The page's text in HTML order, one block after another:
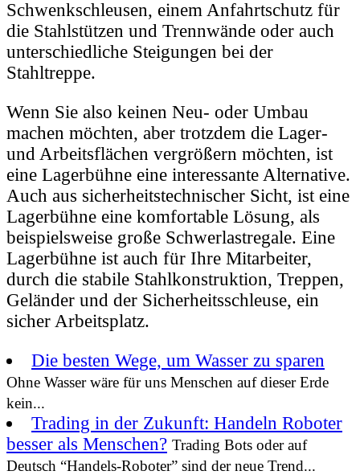
Schwenkschleusen, einem Anfahrtschutz für
die Stahlstützen und Trennwände oder auch
unterschiedliche Steigungen bei der
Stahltreppe.
Wenn Sie also keinen Neu- oder Umbau
machen möchten, aber trotzdem die Lager-
und Arbeitsflächen vergrößern möchten, ist
eine Lagerbühne eine interessante Alternative.
Auch aus sicherheitstechnischer Sicht, ist eine
Lagerbühne eine komfortable Lösung, als
beispielsweise große Schwerlastregale. Eine
Lagerbühne ist auch für Ihre Mitarbeiter,
durch die stabile Stahlkonstruktion, Treppen,
Geländer und der Sicherheitsschleuse, ein
sicher Arbeitsplatz.
Die besten Wege, um Wasser zu sparen
Ohne Wasser wäre für uns Menschen auf dieser Erde
kein...
Trading in der Zukunft: Handeln Roboter
besser als Menschen? Trading Bots oder auf
Deutsch “Handels-Roboter” sind der neue Trend...